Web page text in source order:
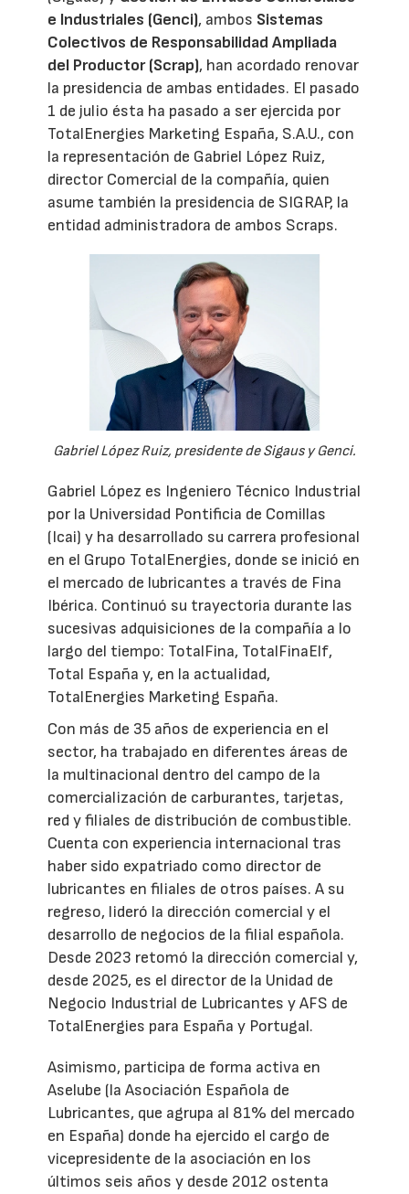
e Industriales (Genci), ambos Sistemas
Colectivos de Responsabilidad Ampliada
del Productor (Scrap), han acordado renovar
la presidencia de ambas entidades. El pasado
1 de julio ésta ha pasado a ser ejercida por
TotalEnergies Marketing España, S.A.U., con
la representación de Gabriel López Ruiz,
director Comercial de la compañía, quien
asume también la presidencia de SIGRAP, la
entidad administradora de ambos Scraps.
Gabriel López Ruiz, presidente de Sigaus y Genci.
Gabriel López es Ingeniero Técnico Industrial
por la Universidad Pontificia de Comillas
(Icai) y ha desarrollado su carrera profesional
en el Grupo TotalEnergies, donde se inició en
el mercado de lubricantes a través de Fina
Ibérica. Continuó su trayectoria durante las
sucesivas adquisiciones de la compañía a lo
largo del tiempo: TotalFina, TotalFinaElf,
Total España y, en la actualidad,
TotalEnergies Marketing España.
Con más de 35 años de experiencia en el
sector, ha trabajado en diferentes áreas de
la multinacional dentro del campo de la
comercialización de carburantes, tarjetas,
red y filiales de distribución de combustible.
Cuenta con experiencia internacional tras
haber sido expatriado como director de
lubricantes en filiales de otros países. A su
regreso, lideró la dirección comercial y el
desarrollo de negocios de la filial española.
Desde 2023 retomó la dirección comercial y,
desde 2025, es el director de la Unidad de
Negocio Industrial de Lubricantes y AFS de
TotalEnergies para España y Portugal.
Asimismo, participa de forma activa en
Aselube (la Asociación Española de
Lubricantes, que agrupa al 81% del mercado
en España) donde ha ejercido el cargo de
vicepresidente de la asociación en los
últimos seis años y desde 2012 ostenta